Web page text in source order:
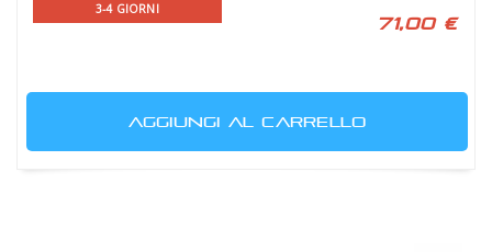
3-4 GIORNI
71,00 €
AGGIUNGI AL CARRELLO